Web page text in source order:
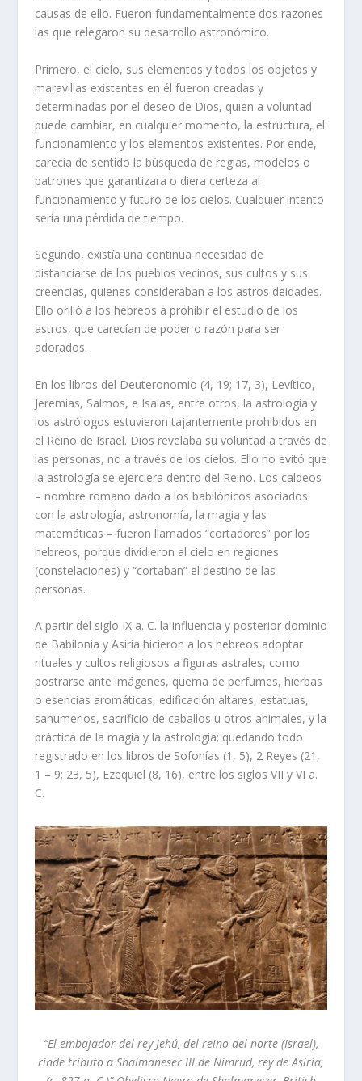
causas de ello. Fueron fundamentalmente dos razones
las que relegaron su desarrollo astronómico.
Primero, el cielo, sus elementos y todos los objetos y
maravillas existentes en él fueron creadas y
determinadas por el deseo de Dios, quien a voluntad
puede cambiar, en cualquier momento, la estructura, el
funcionamiento y los elementos existentes. Por ende,
carecía de sentido la búsqueda de reglas, modelos o
patrones que garantizara o diera certeza al
funcionamiento y futuro de los cielos. Cualquier intento
sería una pérdida de tiempo.
Segundo, existía una continua necesidad de
distanciarse de los pueblos vecinos, sus cultos y sus
creencias, quienes consideraban a los astros deidades.
Ello orilló a los hebreos a prohibir el estudio de los
astros, que carecían de poder o razón para ser
adorados.
En los libros del Deuteronomio (4, 19; 17, 3), Levítico,
Jeremías, Salmos, e Isaías, entre otros, la astrología y
los astrólogos estuvieron tajantemente prohibidos en
el Reino de Israel. Dios revelaba su voluntad a través de
las personas, no a través de los cielos. Ello no evitó que
la astrología se ejerciera dentro del Reino. Los caldeos
– nombre romano dado a los babilónicos asociados
con la astrología, astronomía, la magia y las
matemáticas – fueron llamados “cortadores” por los
hebreos, porque dividieron al cielo en regiones
(constelaciones) y “cortaban” el destino de las
personas.
A partir del siglo IX a. C. la influencia y posterior dominio
de Babilonia y Asiria hicieron a los hebreos adoptar
rituales y cultos religiosos a figuras astrales, como
postrarse ante imágenes, quema de perfumes, hierbas
o esencias aromáticas, edificación altares, estatuas,
sahumerios, sacrificio de caballos u otros animales, y la
práctica de la magia y la astrología; quedando todo
registrado en los libros de Sofonías (1, 5), 2 Reyes (21,
1 – 9; 23, 5), Ezequiel (8, 16), entre los siglos VII y VI a.
C.
“El embajador del rey Jehú, del reino del norte (Israel),
rinde tributo a Shalmaneser III de Nimrud, rey de Asiria,